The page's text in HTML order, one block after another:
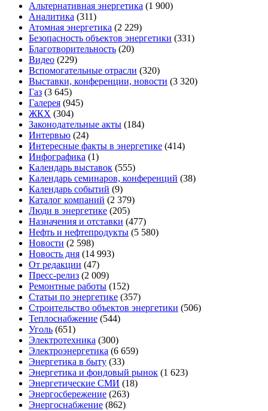
Альтернативная энергетика (1 900)
Аналитика (311)
Атомная энергетика (2 229)
Безопасность объектов энергетики (331)
Благотворительность (20)
Видео (229)
Вспомогательные отрасли (320)
Выставки, конференции, новости (3 320)
Газ (3 645)
Галерея (945)
ЖКХ (304)
Законодательные акты (184)
Интервью (24)
Интересные факты в энергетике (414)
Инфографика (1)
Календарь выставок (555)
Календарь семинаров, конференций (38)
Календарь событий (9)
Каталог компаний (2 379)
Люди в энергетике (205)
Назначения и отставки (477)
Нефть и нефтепродукты (5 580)
Новости (2 598)
Новость дня (14 993)
От редакции (47)
Пресс-релиз (2 009)
Ремонтные работы (152)
Статьи по энергетике (357)
Строительство объектов энергетики (506)
Теплоснабжение (544)
Уголь (651)
Электротехника (300)
Электроэнергетика (6 659)
Энергетика в быту (33)
Энергетика и фондовый рынок (1 623)
Энергетические СМИ (18)
Энергосбережение (263)
Энергоснабжение (862)